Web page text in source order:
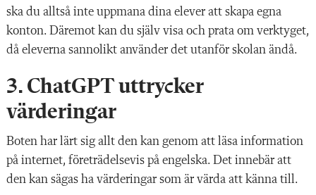
ska du alltså inte uppmana dina elever att skapa egna
konton. Däremot kan du själv visa och prata om verktyget,
då eleverna sannolikt använder det utanför skolan ändå.
3. ChatGPT uttrycker
värderingar
Boten har lärt sig allt den kan genom att läsa information
på internet, företrädelsevis på engelska. Det innebär att
den kan sägas ha värderingar som är värda att känna till.